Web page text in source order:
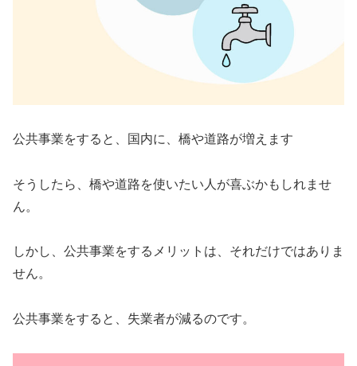
公共事業をすると、国内に、橋や道路が増えます
そうしたら、橋や道路を使いたい人が喜ぶかもしれませ
ん。
しかし、公共事業をするメリットは、それだけではありま
せん。
公共事業をすると、失業者が減るのです。